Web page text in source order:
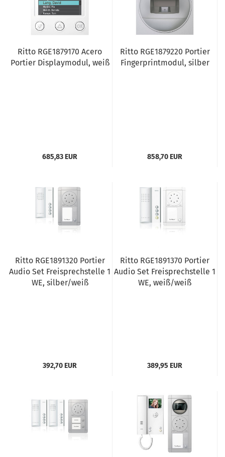
Ritto RGE1879170 Acero
Portier Displaymodul, weiß
685,83 EUR
Ritto RGE1879220 Portier
Fingerprintmodul, silber
858,70 EUR
Ritto RGE1891320 Portier
Audio Set Freisprechstelle 1
WE, silber/weiß
392,70 EUR
Ritto RGE1891370 Portier
Audio Set Freisprechstelle 1
WE, weiß/weiß
389,95 EUR